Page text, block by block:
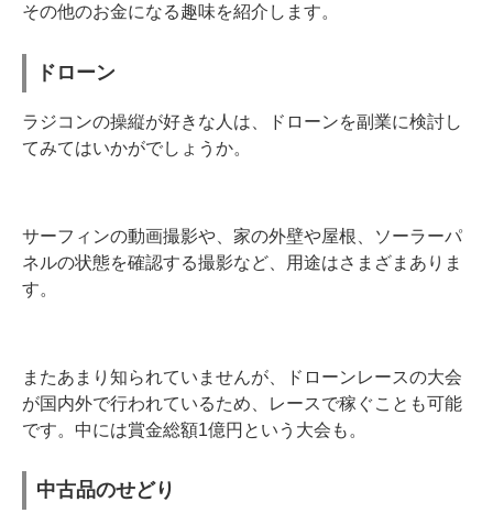
その他のお金になる趣味を紹介します。
ドローン
ラジコンの操縦が好きな人は、ドローンを副業に検討し
てみてはいかがでしょうか。
サーフィンの動画撮影や、家の外壁や屋根、ソーラーパ
ネルの状態を確認する撮影など、用途はさまざまありま
す。
またあまり知られていませんが、ドローンレースの大会
が国内外で行われているため、レースで稼ぐことも可能
です。中には賞金総額1億円という大会も。
中古品のせどり